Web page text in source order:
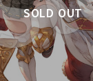
SOLD OUT